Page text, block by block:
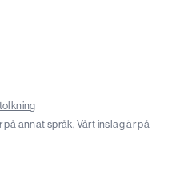
på annat språk, Vårt inslag är på